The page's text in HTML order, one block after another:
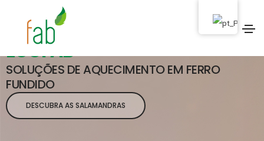
Salamandras a Pellets
ECOFAB
SOLUÇÕES DE AQUECIMENTO EM FERRO
FUNDIDO
DESCUBRA AS SALAMANDRAS